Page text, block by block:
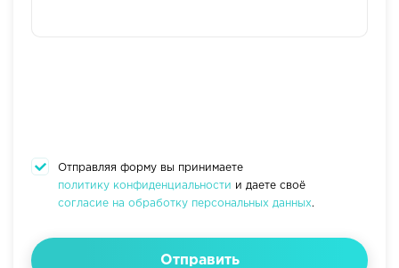
Отправляя форму вы принимаете
политику конфиденциальности и даете своё
согласие на обработку персональных данных.
Отправить